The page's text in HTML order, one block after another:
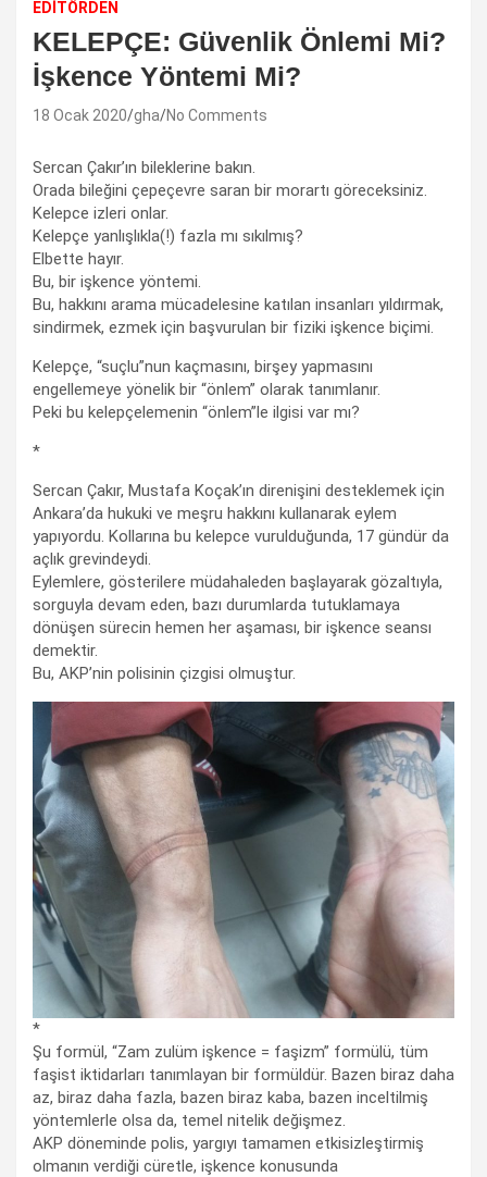
EDİTÖRDEN
KELEPÇE: Güvenlik Önlemi Mi?
İşkence Yöntemi Mi?
18 Ocak 2020 gha No Comments
Sercan Çakır’ın bileklerine bakın.
Orada bileğini çepeçevre saran bir morartı göreceksiniz.
Kelepce izleri onlar.
Kelepçe yanlışlıkla(!) fazla mı sıkılmış?
Elbette hayır.
Bu, bir işkence yöntemi.
Bu, hakkını arama mücadelesine katılan insanları yıldırmak,
sindirmek, ezmek için başvurulan bir fiziki işkence biçimi.
Kelepçe, “suçlu”nun kaçmasını, birşey yapmasını
engellemeye yönelik bir “önlem” olarak tanımlanır.
Peki bu kelepçelemenin “önlem”le ilgisi var mı?
*
Sercan Çakır, Mustafa Koçak’ın direnişini desteklemek için
Ankara’da hukuki ve meşru hakkını kullanarak eylem
yapıyordu. Kollarına bu kelepce vurulduğunda, 17 gündür da
açlık grevindeydi.
Eylemlere, gösterilere müdahaleden başlayarak gözaltıyla,
sorguyla devam eden, bazı durumlarda tutuklamaya
dönüşen sürecin hemen her aşaması, bir işkence seansı
demektir.
Bu, AKP’nin polisinin çizgisi olmuştur.
*
Şu formül, “Zam zulüm işkence = faşizm” formülü, tüm
faşist iktidarları tanımlayan bir formüldür. Bazen biraz daha
az, biraz daha fazla, bazen biraz kaba, bazen inceltilmiş
yöntemlerle olsa da, temel nitelik değişmez.
AKP döneminde polis, yargıyı tamamen etkisizleştirmiş
olmanın verdiği cüretle, işkence konusunda